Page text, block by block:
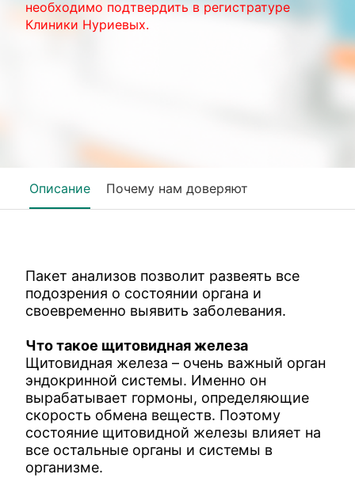
необходимо подтвердить в регистратуре
Клиники Нуриевых.
Описание Почему нам доверяют
Пакет анализов позволит развеять все
подозрения о состоянии органа и
своевременно выявить заболевания.
Что такое щитовидная железа
Щитовидная железа – очень важный орган
эндокринной системы. Именно он
вырабатывает гормоны, определяющие
скорость обмена веществ. Поэтому
состояние щитовидной железы влияет на
все остальные органы и системы в
организме.